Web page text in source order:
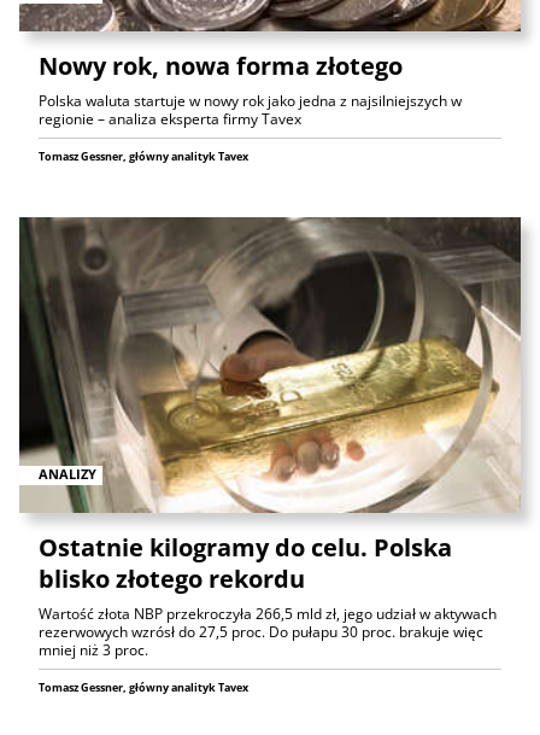
Nowy rok, nowa forma złotego
Polska waluta startuje w nowy rok jako jedna z najsilniejszych w
regionie – analiza eksperta firmy Tavex
Tomasz Gessner, główny analityk Tavex
ANALIZY
Ostatnie kilogramy do celu. Polska
blisko złotego rekordu
Wartość złota NBP przekroczyła 266,5 mld zł, jego udział w aktywach
rezerwowych wzrósł do 27,5 proc. Do pułapu 30 proc. brakuje więc
mniej niż 3 proc.
Tomasz Gessner, główny analityk Tavex